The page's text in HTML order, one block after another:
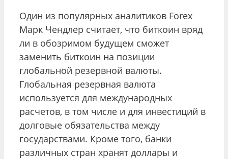
Один из популярных аналитиков Forex
Марк Чендлер считает, что биткоин вряд
ли в обозримом будущем сможет
заменить биткоин на позиции
глобальной резервной валюты.
Глобальная резервная валюта
используется для международных
расчетов, в том числе и для инвестиций в
долговые обязательства между
государствами. Кроме того, банки
различных стран хранят доллары и